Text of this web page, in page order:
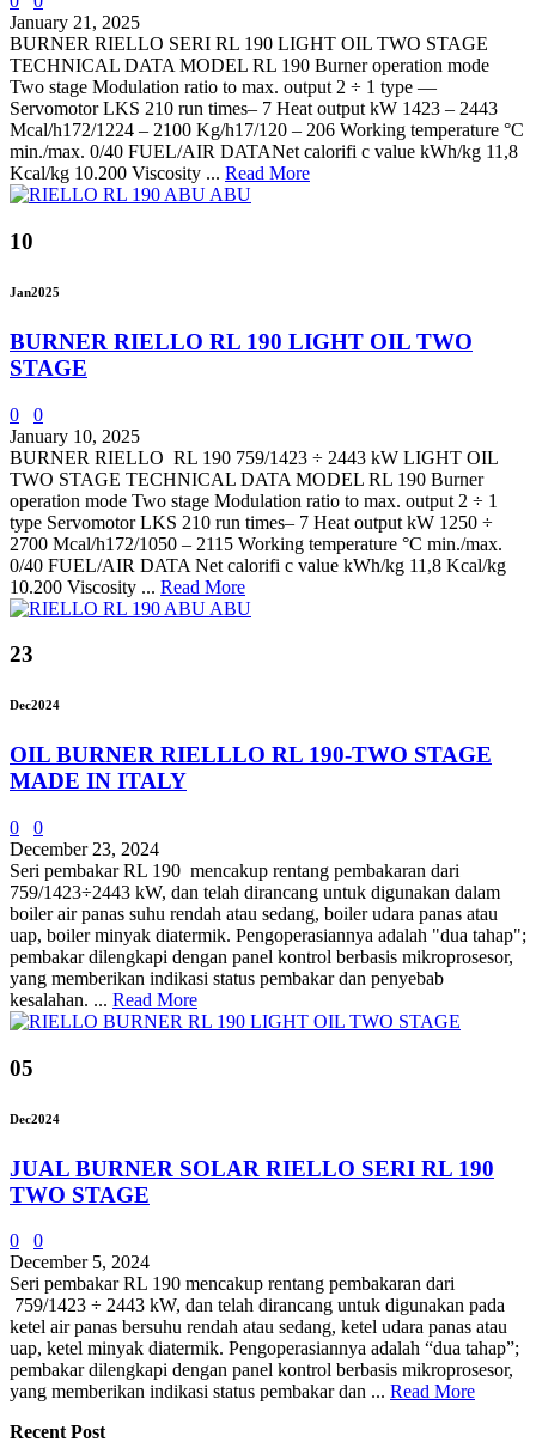
January 21, 2025
BURNER RIELLO SERI RL 190 LIGHT OIL TWO STAGE
TECHNICAL DATA MODEL RL 190 Burner operation mode
Two stage Modulation ratio to max. output 2 ÷ 1 type —
Servomotor LKS 210 run times– 7 Heat output kW 1423 – 2443
Mcal/h172/1224 – 2100 Kg/h17/120 – 206 Working temperature °C
min./max. 0/40 FUEL/AIR DATANet calorifi c value kWh/kg 11,8
Kcal/kg 10.200 Viscosity ... Read More
10
Jan2025
BURNER RIELLO RL 190 LIGHT OIL TWO
STAGE
0
0
January 10, 2025
BURNER RIELLO RL 190 759/1423 ÷ 2443 kW LIGHT OIL
TWO STAGE TECHNICAL DATA MODEL RL 190 Burner
operation mode Two stage Modulation ratio to max. output 2 ÷ 1
type Servomotor LKS 210 run times– 7 Heat output kW 1250 ÷
2700 Mcal/h172/1050 – 2115 Working temperature °C min./max.
0/40 FUEL/AIR DATA Net calorifi c value kWh/kg 11,8 Kcal/kg
10.200 Viscosity ... Read More
23
Dec2024
OIL BURNER RIELLLO RL 190-TWO STAGE
MADE IN ITALY
0
0
December 23, 2024
Seri pembakar RL 190 mencakup rentang pembakaran dari
759/1423÷2443 kW, dan telah dirancang untuk digunakan dalam
boiler air panas suhu rendah atau sedang, boiler udara panas atau
uap, boiler minyak diatermik. Pengoperasiannya adalah "dua tahap";
pembakar dilengkapi dengan panel kontrol berbasis mikroprosesor,
yang memberikan indikasi status pembakar dan penyebab
kesalahan. ... Read More
05
Dec2024
JUAL BURNER SOLAR RIELLO SERI RL 190
TWO STAGE
0
0
December 5, 2024
Seri pembakar RL 190 mencakup rentang pembakaran dari
759/1423 ÷ 2443 kW, dan telah dirancang untuk digunakan pada
ketel air panas bersuhu rendah atau sedang, ketel udara panas atau
uap, ketel minyak diatermik. Pengoperasiannya adalah “dua tahap”;
pembakar dilengkapi dengan panel kontrol berbasis mikroprosesor,
yang memberikan indikasi status pembakar dan ... Read More
Recent Post